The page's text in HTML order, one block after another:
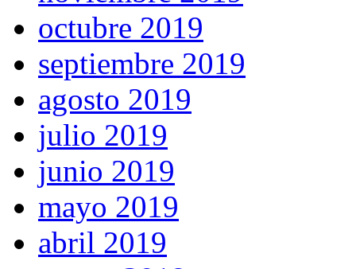
octubre 2019
septiembre 2019
agosto 2019
julio 2019
junio 2019
mayo 2019
abril 2019